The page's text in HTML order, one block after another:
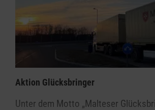
dann oft dazu gestellt.
Herzlichen Dank für’s Mitmachen!
Aktion Glücksbringer
Unter dem Motto „Malteser